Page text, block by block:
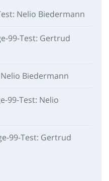
Nelio Biedermann
99-Test: Gertrud
Biedermann
99-Test: Nelio
99-Test: Gertrud